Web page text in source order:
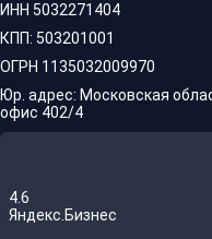
ИНН 5032271404
КПП: 503201001
ОГРН 1135032009970
Юр. адрес: Московская
офис 402/4
4.6
Яндекс.Бизнес